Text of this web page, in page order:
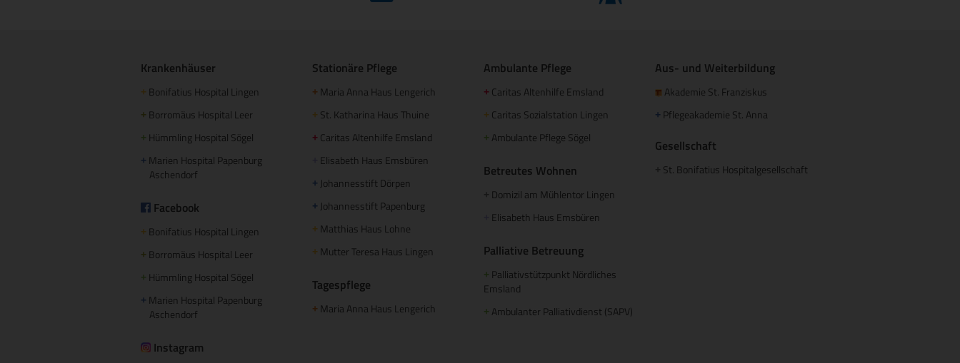
Krankenhäuser
+ Bonifatius Hospital Lingen
+ Borromäus Hospital Leer
+ Hümmling Hospital Sögel
+ Marien Hospital Papenburg
Aschendorf
Facebook
+ Bonifatius Hospital Lingen
+ Borromäus Hospital Leer
+ Hümmling Hospital Sögel
+ Marien Hospital Papenburg
Aschendorf
Instagram
Stationäre Pflege
+ Maria Anna Haus Lengerich
+ St. Katharina Haus Thuine
+ Caritas Altenhilfe Emsland
Elisabeth Haus Emsbüren
+ Johannesstift Dörpen
+ Johannesstift Papenburg
+ Matthias Haus Lohne
+ Mutter Teresa Haus Lingen
Tagespflege
+ Maria Anna Haus Lengerich
Ambulante Pflege
+ Caritas Altenhilfe Emsland
+ Caritas Sozialstation Lingen
+ Ambulante Pflege Sögel
Betreutes Wohnen
Domizil am Mühlentor Lingen
Elisabeth Haus Emsbüren
Palliative Betreuung
+ Palliativstützpunkt Nördliches
Emsland
+ Ambulanter Palliativdienst (SAPV)
Aus- und Weiterbildung
Akademie St. Franziskus
+ Pflegeakademie St. Anna
Gesellschaft
St. Bonifatius Hospitalgesellschaft